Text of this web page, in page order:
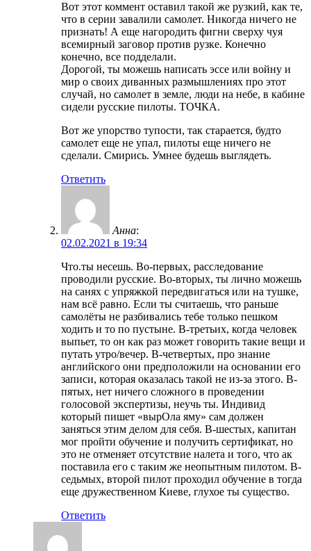
Вот этот коммент оставил такой же рузкий, как те,
что в серии завалили самолет. Никогда ничего не
признать! А еще нагородить фигни сверху чуя
всемирный заговор против рузке. Конечно
конечно, все подделали.
Дорогой, ты можешь написать эссе или войну и
мир о своих диванных размышлениях про этот
случай, но самолет в земле, люди на небе, в кабине
сидели русские пилоты. ТОЧКА.
Вот же упорство тупости, так старается, будто
самолет еще не упал, пилоты еще ничего не
сделали. Смирись. Умнее будешь выглядеть.
Ответить
Анна:
02.02.2021 в 19:34
Что.ты несешь. Во-первых, расследование
проводили русские. Во-вторых, ты лично можешь
на санях с упряжкой передвигаться или на тушке,
нам всё равно. Если ты считаешь, что раньше
самолёты не разбивались тебе только пешком
ходить и то по пустыне. В-третьих, когда человек
выпьет, то он как раз может говорить такие вещи и
путать утро/вечер. В-четвертых, про знание
английского они предположили на основании его
записи, которая оказалась такой не из-за этого. В-
пятых, нет ничего сложного в проведении
голосовой экспертизы, неучь ты. Индивид
который пишет «вырОла яму» сам должен
заняться этим делом для себя. В-шестых, капитан
мог пройти обучение и получить сертификат, но
это не отменяет отсутствие налета и того, что ак
поставила его с таким же неопытным пилотом. В-
седьмых, второй пилот проходил обучение в тогда
еще дружественном Киеве, глухое ты существо.
Ответить